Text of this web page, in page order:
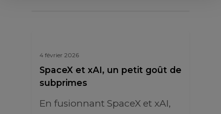
4 février 2026
SpaceX et xAI, un petit goût de
subprimes
En fusionnant SpaceX et xAI,